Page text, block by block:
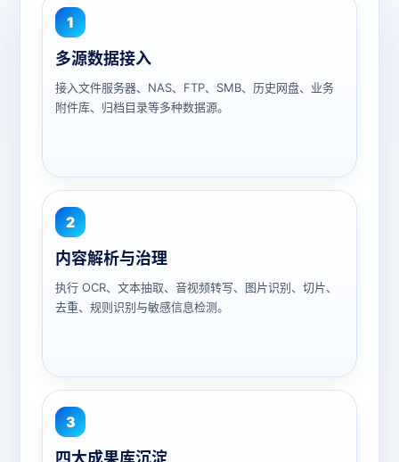
1
多源数据接入
接入文件服务器、NAS、FTP、SMB、历史网盘、业务
附件库、归档目录等多种数据源。
2
内容解析与治理
执行 OCR、文本抽取、音视频转写、图片识别、切片、
去重、规则识别与敏感信息检测。
3
四大成果库沉淀